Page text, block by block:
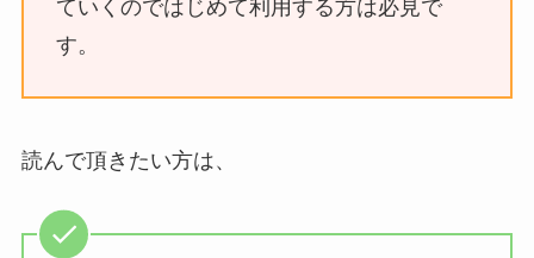
ていくのではじめて利用する方は必見で
す。
読んで頂きたい方は、